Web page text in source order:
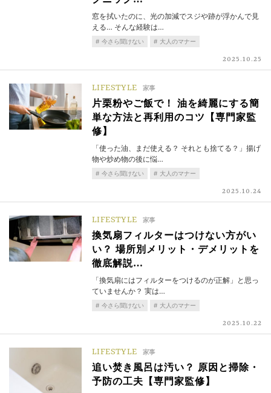
窓を拭いたのに、光の加減でスジや跡が浮かんで見
える… そんな経験は…
今さら聞けない 大人のマナー
2025.10.25
LIFESTYLE 家事
片栗粉やご飯で！ 油を綺麗にする簡
単な方法と再利用のコツ【専門家監
修】
「使った油、まだ使える？ それとも捨てる？」揚げ
物や炒め物の後に悩…
今さら聞けない 大人のマナー
2025.10.24
LIFESTYLE 家事
換気扇フィルターはつけない方がい
い？ 場所別メリット・デメリットを
徹底解説…
「換気扇にはフィルターをつけるのが正解」と思っ
ていませんか？ 実は…
今さら聞けない 大人のマナー
2025.10.22
LIFESTYLE 家事
追い焚き風呂は汚い？ 原因と掃除・
予防の工夫【専門家監修】